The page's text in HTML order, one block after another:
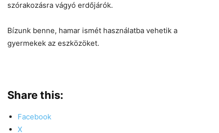
szórakozásra vágyó erdőjárók.
Bízunk benne, hamar ismét használatba vehetik a
gyermekek az eszközöket.
Share this:
Facebook
X